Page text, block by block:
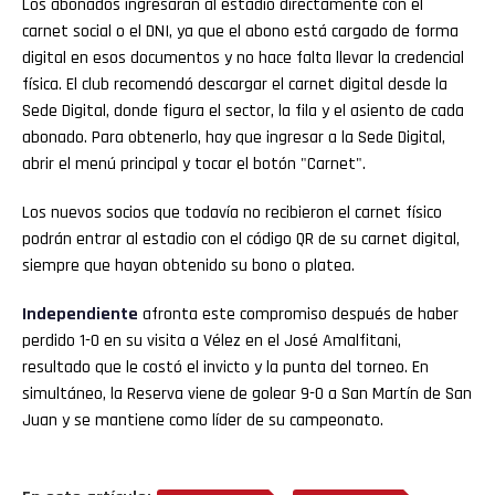
Los abonados ingresarán al estadio directamente con el
carnet social o el DNI, ya que el abono está cargado de forma
digital en esos documentos y no hace falta llevar la credencial
física. El club recomendó descargar el carnet digital desde la
Sede Digital, donde figura el sector, la fila y el asiento de cada
abonado. Para obtenerlo, hay que ingresar a la Sede Digital,
abrir el menú principal y tocar el botón "Carnet".
Los nuevos socios que todavía no recibieron el carnet físico
podrán entrar al estadio con el código QR de su carnet digital,
siempre que hayan obtenido su bono o platea.
Independiente afronta este compromiso después de haber
perdido 1-0 en su visita a Vélez en el José Amalfitani,
resultado que le costó el invicto y la punta del torneo. En
simultáneo, la Reserva viene de golear 9-0 a San Martín de San
Juan y se mantiene como líder de su campeonato.